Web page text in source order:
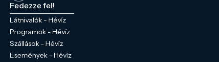
Fedezze fel!
Látnivalók - Hévíz
Programok - Hévíz
Szállások - Hévíz
Események - Hévíz